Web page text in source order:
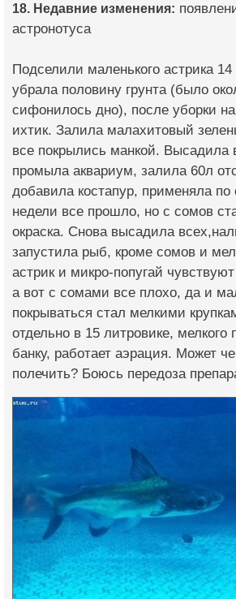
18. Недавние изменения:
астронотуса
Подселили маленького астрика
убрала половину грунта (было
сифонилось дно), после уборки
ихтик. Залила малахитовый
все покрылись манкой. Высадила
промыла аквариум, залила 60л
добавила костапур, применяла
недели все прошло, но с сомов
окраска. Снова высадила
запустила рыб, кроме сомов и
астрик и микро-попугай
а вот с сомами все плохо, да и
покрываться стал мелкими
отдельно в 15 литровике, мелкого
банку, работает аэрация. Может
полечить? Боюсь передоза